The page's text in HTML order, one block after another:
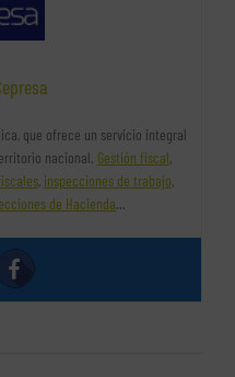
que ofrece un servicio integral
nacional. Gestión fiscal,
, inspecciones de trabajo,
de Hacienda…